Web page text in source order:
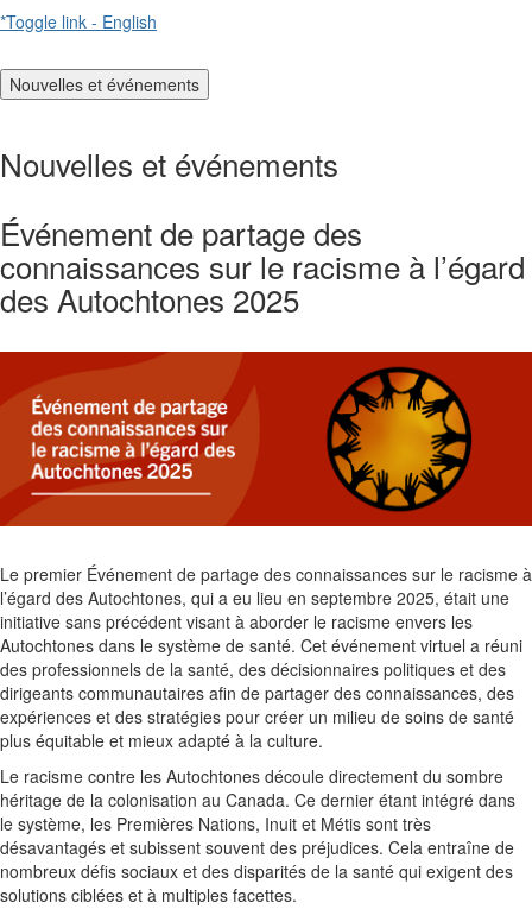
*Toggle link - English
Nouvelles et événements
Nouvelles et événements
Événement de partage des
connaissances sur le racisme à l’égard
des Autochtones 2025
Le premier Événement de partage des connaissances sur le racisme à
l’égard des Autochtones, qui a eu lieu en septembre 2025, était une
initiative sans précédent visant à aborder le racisme envers les
Autochtones dans le système de santé. Cet événement virtuel a réuni
des professionnels de la santé, des décisionnaires politiques et des
dirigeants communautaires afin de partager des connaissances, des
expériences et des stratégies pour créer un milieu de soins de santé
plus équitable et mieux adapté à la culture.
Le racisme contre les Autochtones découle directement du sombre
héritage de la colonisation au Canada. Ce dernier étant intégré dans
le système, les Premières Nations, Inuit et Métis sont très
désavantagés et subissent souvent des préjudices. Cela entraîne de
nombreux défis sociaux et des disparités de la santé qui exigent des
solutions ciblées et à multiples facettes.